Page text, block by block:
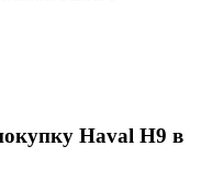
Haval H9 в